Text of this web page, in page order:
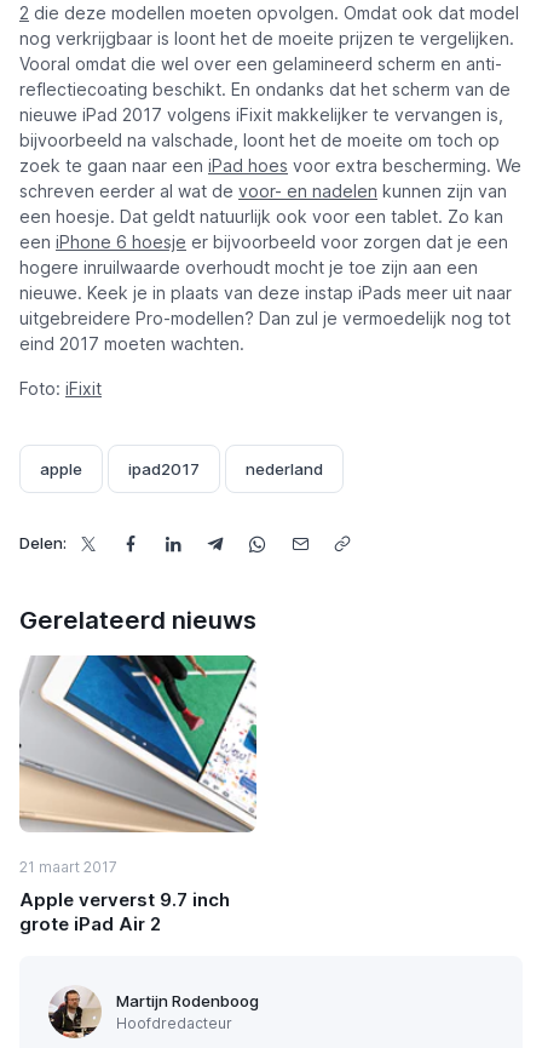
2 die deze modellen moeten opvolgen. Omdat ook dat model
nog verkrijgbaar is loont het de moeite prijzen te vergelijken.
Vooral omdat die wel over een gelamineerd scherm en anti-
reflectiecoating beschikt. En ondanks dat het scherm van de
nieuwe iPad 2017 volgens iFixit makkelijker te vervangen is,
bijvoorbeeld na valschade, loont het de moeite om toch op
zoek te gaan naar een iPad hoes voor extra bescherming. We
schreven eerder al wat de voor- en nadelen kunnen zijn van
een hoesje. Dat geldt natuurlijk ook voor een tablet. Zo kan
een iPhone 6 hoesje er bijvoorbeeld voor zorgen dat je een
hogere inruilwaarde overhoudt mocht je toe zijn aan een
nieuwe. Keek je in plaats van deze instap iPads meer uit naar
uitgebreidere Pro-modellen? Dan zul je vermoedelijk nog tot
eind 2017 moeten wachten.
Foto: iFixit
apple ipad2017 nederland
Delen:
Gerelateerd nieuws
21 maart 2017
Apple ververst 9.7 inch
grote iPad Air 2
Martijn Rodenboog
Hoofdredacteur